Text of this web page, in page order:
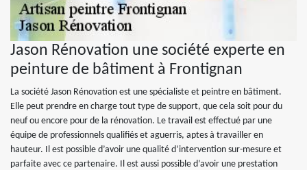
Jason Rénovation une société experte en
peinture de bâtiment à Frontignan
La société Jason Rénovation est une spécialiste et peintre en bâtiment.
Elle peut prendre en charge tout type de support, que cela soit pour du
neuf ou encore pour de la rénovation. Le travail est effectué par une
équipe de professionnels qualifiés et aguerris, aptes à travailler en
hauteur. Il est possible d’avoir une qualité d’intervention sur-mesure et
parfaite avec ce partenaire. Il est aussi possible d’avoir une prestation